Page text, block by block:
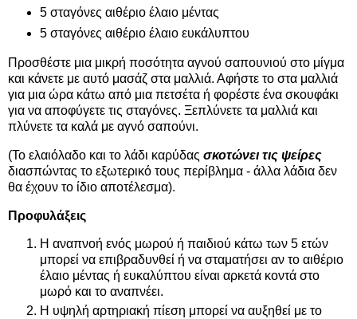
5 σταγόνες αιθέριο έλαιο μέντας
5 σταγόνες αιθέριο έλαιο ευκάλυπτου
Προσθέστε μια μικρή ποσότητα αγνού σαπουνιού στο μίγμα
και κάνετε με αυτό μασάζ στα μαλλιά. Αφήστε το στα μαλλιά
για μια ώρα κάτω από μια πετσέτα ή φορέστε ένα σκουφάκι
για να αποφύγετε τις σταγόνες. Ξεπλύνετε τα μαλλιά και
πλύνετε τα καλά με αγνό σαπούνι.
(Το ελαιόλαδο και το λάδι καρύδας σκοτώνει τις ψείρες
διασπώντας το εξωτερικό τους περίβλημα - άλλα λάδια δεν
θα έχουν το ίδιο αποτέλεσμα).
Προφυλάξεις
Η αναπνοή ενός μωρού ή παιδιού κάτω των 5 ετών
μπορεί να επιβραδυνθεί ή να σταματήσει αν το αιθέριο
έλαιο μέντας ή ευκαλύπτου είναι αρκετά κοντά στο
μωρό και το αναπνέει.
Η υψηλή αρτηριακή πίεση μπορεί να αυξηθεί με το